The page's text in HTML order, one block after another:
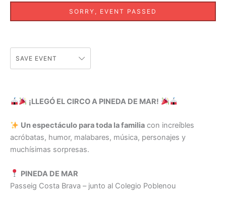
SORRY, EVENT PASSED
SAVE EVENT
¡LLEGÓ EL CIRCO A PINEDA DE MAR!
Un espectáculo para toda la familiacon increíbles
acróbatas, humor, malabares, música, personajes y
muchísimas sorpresas.
PINEDA DE MAR
Passeig Costa Brava – junto al Colegio Poblenou